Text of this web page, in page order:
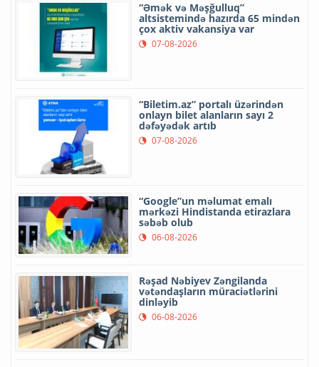
“Əmək və Məşğulluq”
altsistemində hazırda 65 mindən
çox aktiv vakansiya var
07-08-2026
“Biletim.az” portalı üzərindən
onlayn bilet alanların sayı 2
dəfəyədək artıb
07-08-2026
“Google”un məlumat emalı
mərkəzi Hindistanda etirazlara
səbəb olub
06-08-2026
Rəşad Nəbiyev Zəngilanda
vətəndaşların müraciətlərini
dinləyib
06-08-2026